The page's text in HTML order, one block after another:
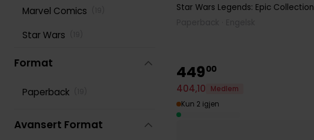
Star Wars Legends: Epic Collection
44900
404,10
Medlem
Kun 2 igjen
turtles
Transformers
Wolverine
Marvel Comics
Star Wars
Format
Paperback
Avansert Format